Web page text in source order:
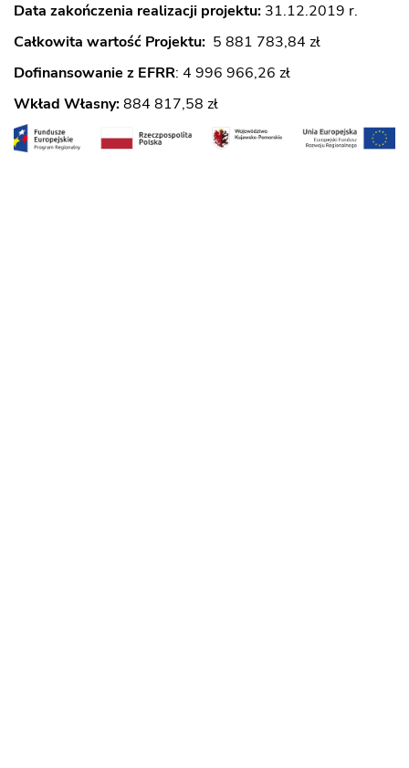
Data zakończenia realizacji projektu: 31.12.2019 r.
Całkowita wartość Projektu: 5 881 783,84 zł
Dofinansowanie z EFRR: 4 996 966,26 zł
Wkład Własny:884 817,58 zł